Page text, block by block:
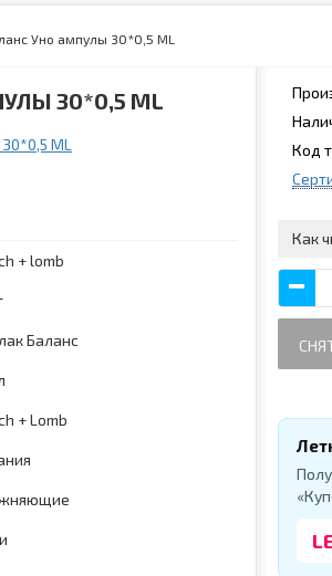
Уно ампулы 30*0,5 ML
30*0,5 ML
+ lomb
Баланс
+ Lomb
Код
Как